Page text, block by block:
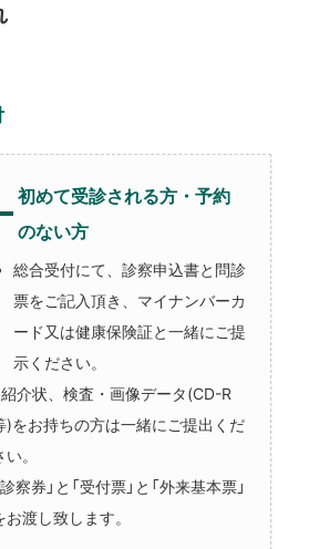
初めて受診される方・予約
のない方
総合受付にて、診察申込書と問診
票をご記入頂き、マイナンバーカ
ード又は健康保険証と一緒にご提
示ください。
介状、検査・画像データ(CD-R
)をお持ちの方は一緒にご提出くだ
い。
診察券」と「受付票」と「外来基本票」
お渡し致します。